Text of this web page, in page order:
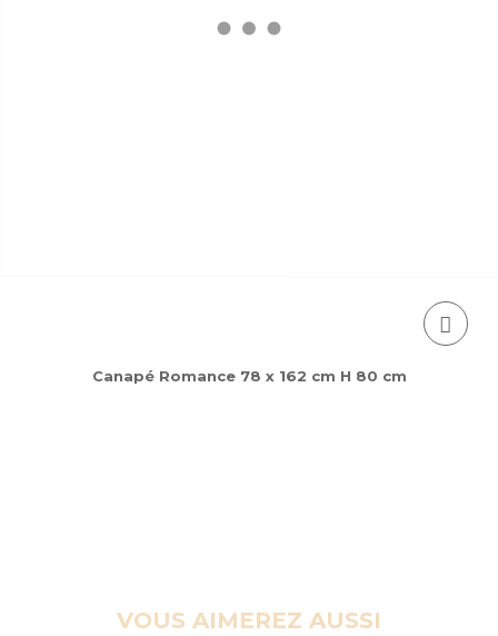
Canapé Romance 78 x 162 cm H 80 cm
VOUS AIMEREZ AUSSI